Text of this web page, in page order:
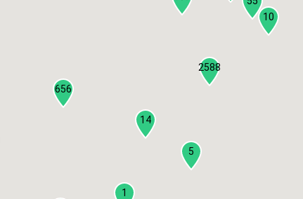
14
2588
10
656
1
5